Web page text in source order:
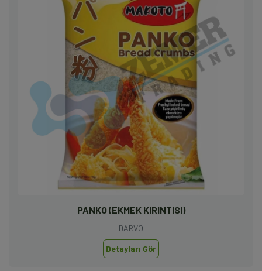
PANKO (EKMEK KIRINTISI)
DARVO
Detayları Gör